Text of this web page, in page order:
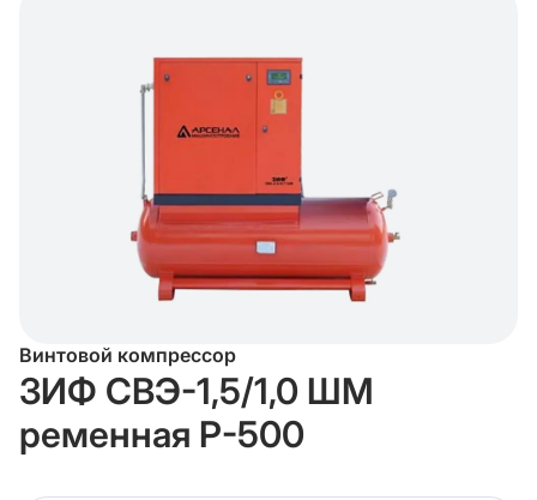
Винтовой компрессор
ЗИФ СВЭ-1,5/1,0 ШМ
ременная Р-500